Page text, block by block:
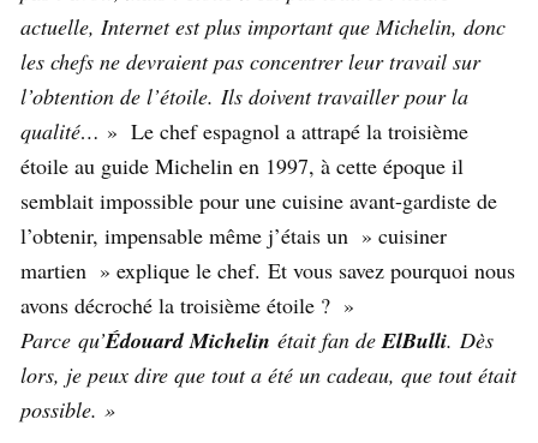
actuelle, Internet est plus important que Michelin, donc
les chefs ne devraient pas concentrer leur travail sur
l’obtention de l’étoile. Ils doivent travailler pour la
qualité… » Le chef espagnol a attrapé la troisième
étoile au guide Michelin en 1997, à cette époque il
semblait impossible pour une cuisine avant-gardiste de
l’obtenir, impensable même j’étais un » cuisiner
martien » explique le chef. Et vous savez pourquoi nous
avons décroché la troisième étoile ? »
Parce qu’Édouard Michelin était fan de ElBulli. Dès
lors, je peux dire que tout a été un cadeau, que tout était
possible. »